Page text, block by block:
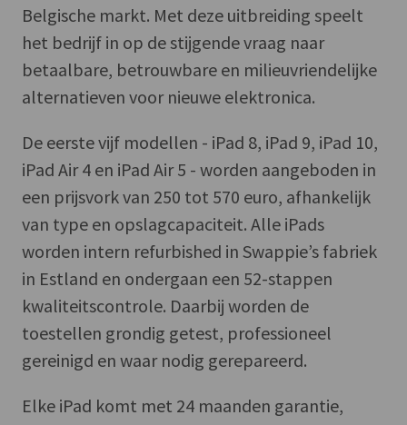
Belgische markt. Met deze uitbreiding speelt
het bedrijf in op de stijgende vraag naar
betaalbare, betrouwbare en milieuvriendelijke
alternatieven voor nieuwe elektronica.
De eerste vijf modellen - iPad 8, iPad 9, iPad 10,
iPad Air 4 en iPad Air 5 - worden aangeboden in
een prijsvork van 250 tot 570 euro, afhankelijk
van type en opslagcapaciteit. Alle iPads
worden intern refurbished in Swappie’s fabriek
in Estland en ondergaan een 52-stappen
kwaliteitscontrole. Daarbij worden de
toestellen grondig getest, professioneel
gereinigd en waar nodig gerepareerd.
Elke iPad komt met 24 maanden garantie,